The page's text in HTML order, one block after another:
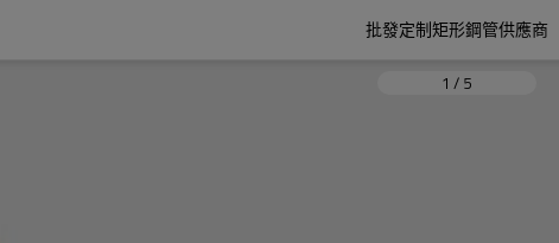
批發定制矩形鋼管供應商
1 / 5